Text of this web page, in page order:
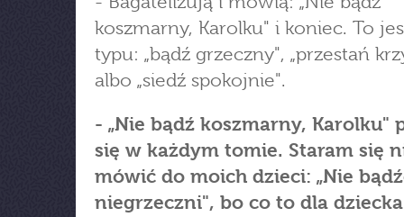
koszmarny, Karolku" i koniec. To
typu: „bądź grzeczny", „przestań
albo „siedź spokojnie".
- „Nie bądź koszmarny, Karolku"
się w każdym tomie. Staram się
mówić do moich dzieci: „Nie
niegrzeczni", bo co to dla